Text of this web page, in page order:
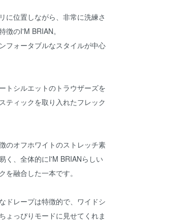
に位置しながら、非常に洗練さ
徴のI'M BRIAN。
フォータブルなスタイルが中心
トシルエットのトラウザーズを
ティックを取り入れたフレック
のオフホワイトのストレッチ素
く、全体的にI'M BRIANらしい
融合した一本です。
ドレープは特徴的で、ワイドシ
ょっぴりモードに見せてくれま